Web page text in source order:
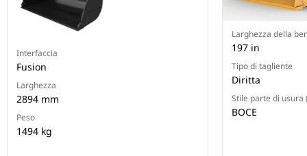
Interfaccia
Fusion
Larghezza
2894 mm
Peso
1494 kg
Larghezza della
197 in
Tipo di tagliente
Diritta
Stile parte di usura
BOCE